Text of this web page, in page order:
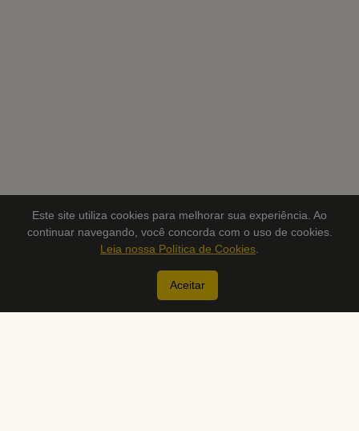
Este site utiliza cookies para melhorar sua experiência. Ao
continuar navegando, você concorda com o uso de cookies.
Leia nossa Política de Cookies
Aceitar